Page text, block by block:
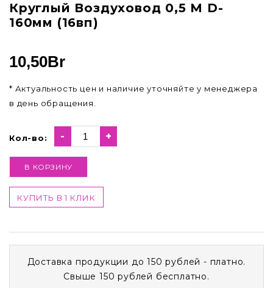
Круглый Воздуховод 0,5 М D-
160мм (16вп)
10,50Br
* Актуальность цен и наличие уточняйте у менеджера
в день обращения.
Кол-во: - +
В КОРЗИНУ
КУПИТЬ В 1 КЛИК
Доставка продукции до 150 рублей - платно.
Свыше 150 рублей бесплатно.